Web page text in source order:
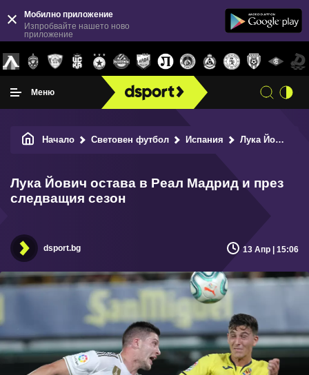
Мобилно приложение
Изпробвайте нашето ново
приложение
Меню
Начало Световен футбол Испания Лука Йович остава в Реал Мадрид и през следващия сезон
Лука Йович остава в Реал Мадрид и през
следващия сезон
dsport.bg 13 Апр | 15:06